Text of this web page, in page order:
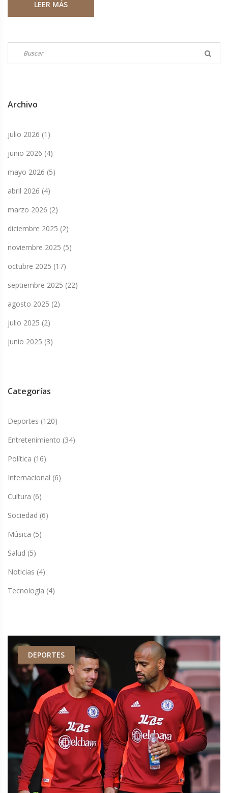
comunitarias.
LEER MÁS
Archivo
julio 2026 (1)
junio 2026 (4)
mayo 2026 (5)
abril 2026 (4)
marzo 2026 (2)
diciembre 2025 (2)
noviembre 2025 (5)
octubre 2025 (17)
septiembre 2025 (22)
agosto 2025 (2)
julio 2025 (2)
junio 2025 (3)
Categorías
Deportes (120)
Entretenimiento (34)
Política (16)
Internacional (6)
Cultura (6)
Sociedad (6)
Música (5)
Salud (5)
Noticias (4)
Tecnología (4)
DEPORTES